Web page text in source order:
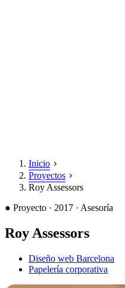
Inicio
Proyectos
Roy Assessors
● Proyecto · 2017 · Asesoría
Roy Assessors
Diseño web Barcelona
Papelería corporativa